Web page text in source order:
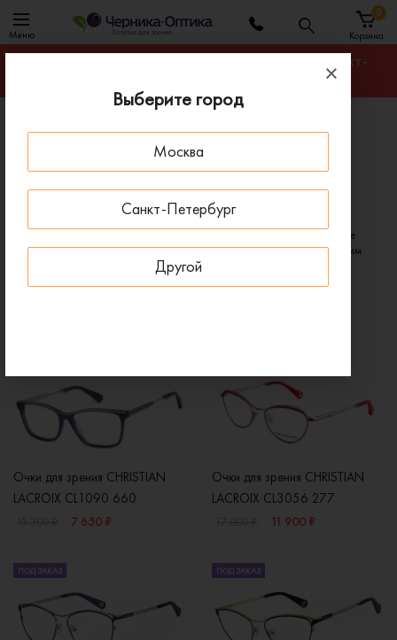
Выберите город
Москва
Санкт-Петербург
Другой
Меню Корзина
0
Гарантируем лучшую цену на любую оправу в Санкт-
Главная Бренды Очки Christian Lacroix
Очки Christian Lacroix
Модели Christian Lacroix отличаются стильным и оригинальным
внешним видом, при их производстве используются современные
технологии и качественные материалы. Внимание уделяется самым
Очки для зрения CHRISTIAN
LACROIX CL1090 660
7 650 ₽
Очки для зрения CHRISTIAN
LACROIX CL3056 277
11 900 ₽
ПОД ЗАКАЗ ПОД ЗАКАЗ